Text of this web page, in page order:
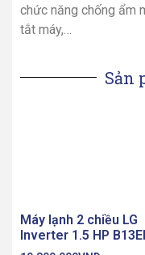
chức năng chống ẩm
tắt máy,…
Sản
Máy lạnh 2 chiều LG
Inverter 1.5 HP